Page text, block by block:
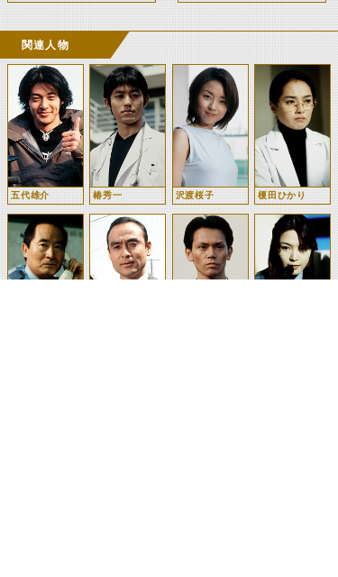
関連人物
五代雄介 椿秀一 沢渡桜子 榎田ひかり